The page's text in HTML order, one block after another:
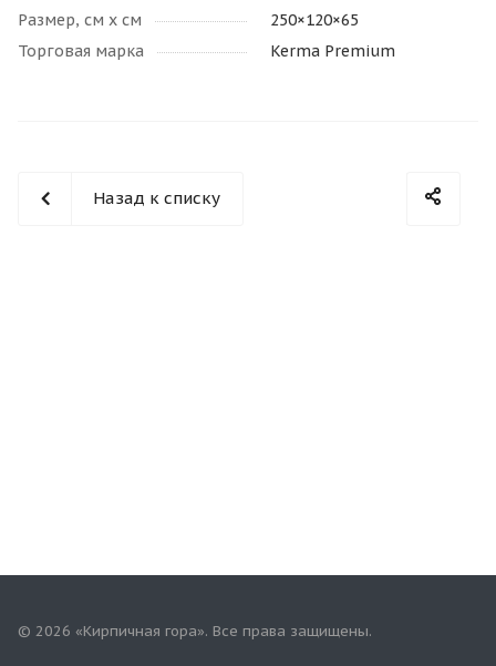
Размер, см х см
250×120×65
Торговая марка
Kerma Premium
Назад к списку
© 2026 «Кирпичная гора». Все права защищены.